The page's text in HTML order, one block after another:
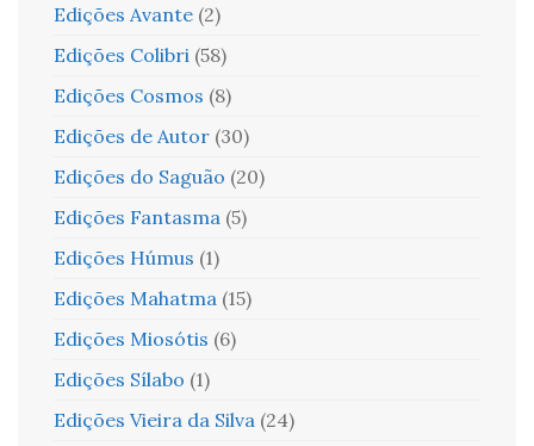
Edições Avante (2)
Edições Colibri (58)
Edições Cosmos (8)
Edições de Autor (30)
Edições do Saguão (20)
Edições Fantasma (5)
Edições Húmus (1)
Edições Mahatma (15)
Edições Miosótis (6)
Edições Sílabo (1)
Edições Vieira da Silva (24)